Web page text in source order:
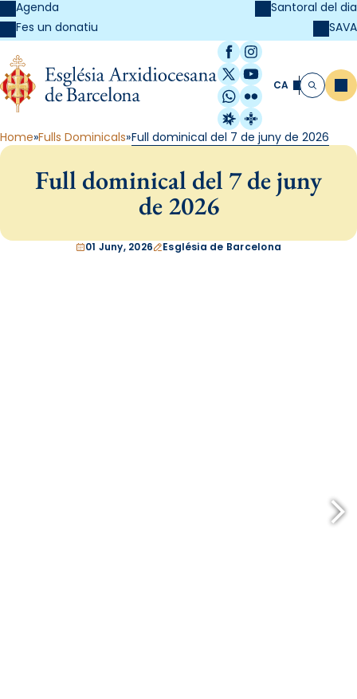
Agenda
Fes un donatiu
Santoral del dia
SAVA
Facebook
Instagram
X / Twitter
YouTube
WhatsApp
Flickr
Radio Estel
Catalunya
CA Cerca
Home Fulls Dominicals Full dominical del 7 de juny de 2026
Full dominical del 7 de juny
de 2026
01 Juny, 2026 Església de Barcelona